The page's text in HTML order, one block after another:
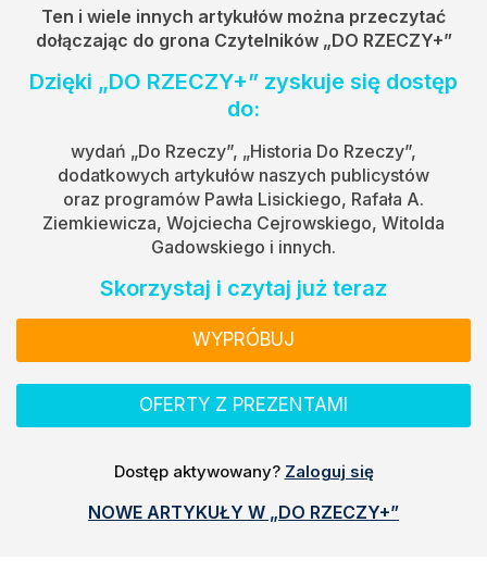
Ten i wiele innych artykułów można przeczytać
dołączając do grona Czytelników „DO RZECZY+”
Dzięki „DO RZECZY+” zyskuje się dostęp
do:
wydań „Do Rzeczy”, „Historia Do Rzeczy”,
dodatkowych artykułów naszych publicystów
oraz programów Pawła Lisickiego, Rafała A.
Ziemkiewicza, Wojciecha Cejrowskiego, Witolda
Gadowskiego i innych.
Skorzystaj i czytaj już teraz
WYPRÓBUJ
OFERTY Z PREZENTAMI
Dostęp aktywowany? Zaloguj się
NOWE ARTYKUŁY W „DO RZECZY+”